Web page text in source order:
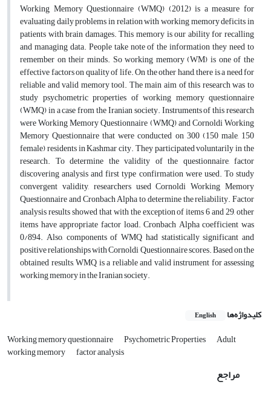
Working Memory Questionnaire (WMQ) (2012) is a measure for
evaluating daily problems in relation with working memory deficits in
patients with brain damages. This memory is our ability for recalling
and managing data. People take note of the information they need to
remember on their minds. So working memory (WM) is one of the
effective factors on quality of life. On the other hand, there is a need for
reliable and valid memory tool. The main aim of this research was to
study psychometric properties of working memory questionnaire
(WMQ) in a case from the Iranian society. Instruments of this research
were Working Memory Questionnaire (WMQ) and Cornoldi Working
Memory Questionnaire that were conducted on 300 (150 male, 150
female) residents in Kashmar city. They participated voluntarily in the
research. To determine the validity of the questionnaire, factor
discovering analysis and first type confirmation were used. To study
convergent validity, researchers used Cornoldi Working Memory
Questionnaire and Cronbach Alpha to determine the reliability. Factor
analysis results showed that with the exception of items 6 and 29, other
items have appropriate factor load. Cronbach Alpha coefficient was
0/894. Also, components of WMQ had statistically significant and
positive relationships with Cornoldi Questionnaire scores. Based on the
obtained results, WMQ is a reliable and valid instrument for assessing
working memory in the Iranian society.
کلیدواژه‌ها English
Working memory questionnaire Psychometric Properties Adult
working memory factor analysis
مراجع